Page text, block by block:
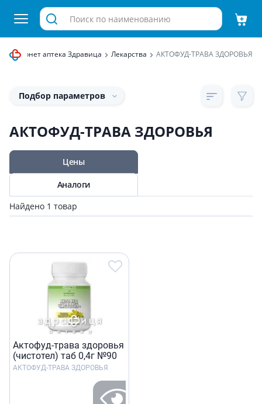
Интернет аптека Здравица Лекарства АКТОФУД-ТРАВА ЗДОРОВЬЯ
Подбор параметров
АКТОФУД-ТРАВА ЗДОРОВЬЯ
Цены
Аналоги
Найдено 1 товар
Актофуд-трава здоровья
(чистотел) таб 0,4г №90
АКТОФУД-ТРАВА ЗДОРОВЬЯ